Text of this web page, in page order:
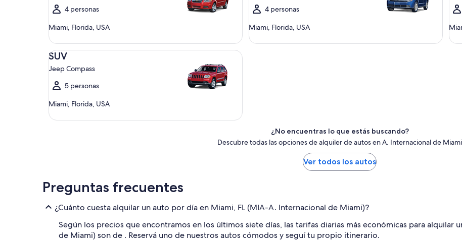
4 personas
Miami, Florida, USA
4 personas
Miami, Florida, USA
SUV
Jeep Compass
5 personas
Miami, Florida, USA
SUV Jeep Compass
¿No encuentras lo que estás buscando?
Descubre todas las opciones de alquiler de autos en A. Internacional de Miami
Ver todos los autos
Preguntas frecuentes
¿Cuánto cuesta alquilar un auto por día en Miami, FL (MIA-A. Internacional de Miami)?
Según los precios que encontramos en los últimos siete días, las tarifas diarias más económicas para alquilar
de Miami) son de . Reservá uno de nuestros autos cómodos y seguí tu propio itinerario.